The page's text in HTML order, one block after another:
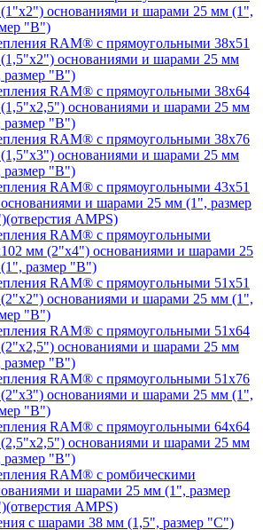
основаниями и шарами 25 мм (1",
"B")
RAM® с прямоугольными 38х51
основаниями и шарами 25 мм
размер "B")
RAM® с прямоугольными 38х64
основаниями и шарами 25 мм
размер "B")
RAM® с прямоугольными 38х76
основаниями и шарами 25 мм
размер "B")
RAM® с прямоугольными 43x51
и шарами 25 мм (1", размер
AMPS)
RAM® с прямоугольными
мм (2"х4") основаниями и шарами 25
размер "B")
RAM® с прямоугольными 51х51
основаниями и шарами 25 мм (1",
"B")
RAM® с прямоугольными 51х64
основаниями и шарами 25 мм
размер "B")
RAM® с прямоугольными 51х76
основаниями и шарами 25 мм (1",
"B")
RAM® с прямоугольными 64х64
основаниями и шарами 25 мм
размер "B")
RAM® с ромбическими
и шарами 25 мм (1", размер
AMPS)